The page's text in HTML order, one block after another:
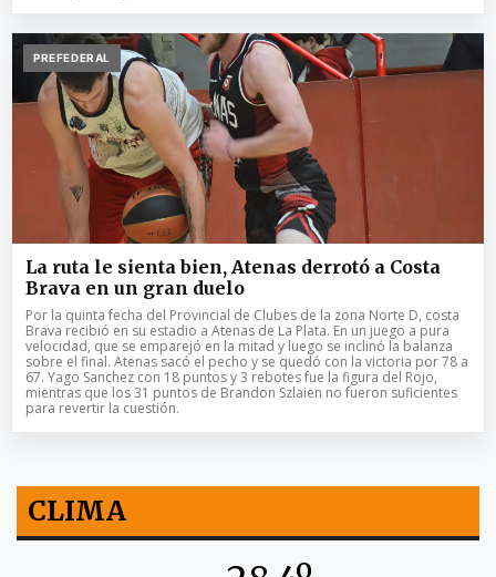
PREFEDERAL
La ruta le sienta bien, Atenas derrotó a Costa
Brava en un gran duelo
Por la quinta fecha del Provincial de Clubes de la zona Norte D, costa
Brava recibió en su estadio a Atenas de La Plata. En un juego a pura
velocidad, que se emparejó en la mitad y luego se inclinó la balanza
sobre el final. Atenas sacó el pecho y se quedó con la victoria por 78 a
67. Yago Sanchez con 18 puntos y 3 rebotes fue la figura del Rojo,
mientras que los 31 puntos de Brandon Szlaien no fueron suficientes
para revertir la cuestión.
CLIMA